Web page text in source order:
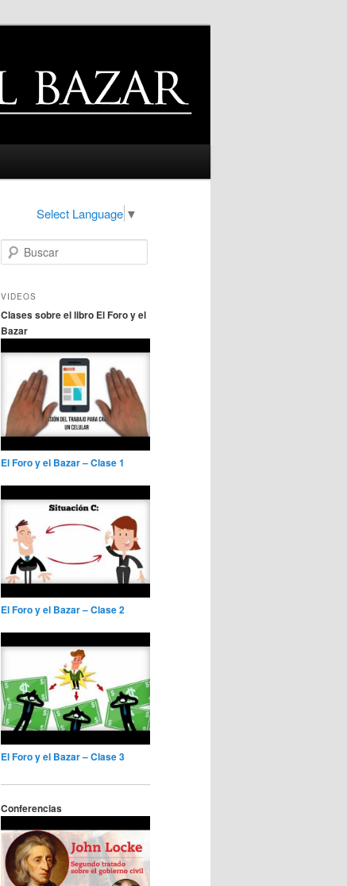
Select Language ▼
u
c
r
VIDEOS
Clases sobre el libro El Foro y el
Bazar
El Foro y el Bazar – Clase 1
El Foro y el Bazar – Clase 2
El Foro y el Bazar – Clase 3
Conferencias